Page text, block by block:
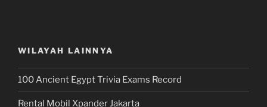
WILAYAH LAINNYA
100 Ancient Egypt Trivia Exams Record
Rental Mobil Xpander Jakarta